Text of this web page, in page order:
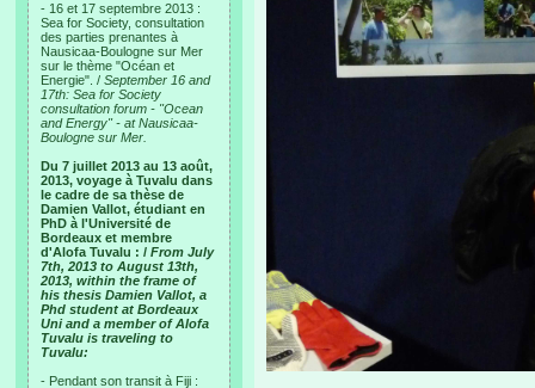
- 16 et 17 septembre 2013 :
Sea for Society, consultation
des parties prenantes à
Nausicaa-Boulogne sur Mer
sur le thème "Océan et
Energie". / September 16 and
17th: Sea for Society
consultation forum - "Ocean
and Energy" - at Nausicaa-
Boulogne sur Mer.
Du 7 juillet 2013 au 13 août,
2013, voyage à Tuvalu dans
le cadre de sa thèse de
Damien Vallot, étudiant en
PhD à l'Université de
Bordeaux et membre
d'Alofa Tuvalu : / From July
7th, 2013 to August 13th,
2013, within the frame of
his thesis Damien Vallot, a
Phd student at Bordeaux
Uni and a member of Alofa
Tuvalu is traveling to
Tuvalu:
- Pendant son transit à Fiji :